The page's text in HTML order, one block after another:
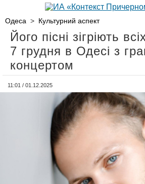
Одеса > Культурний аспект
Його пісні зігріють
7 грудня в Одесі з
концертом
11:01 / 01.12.2025